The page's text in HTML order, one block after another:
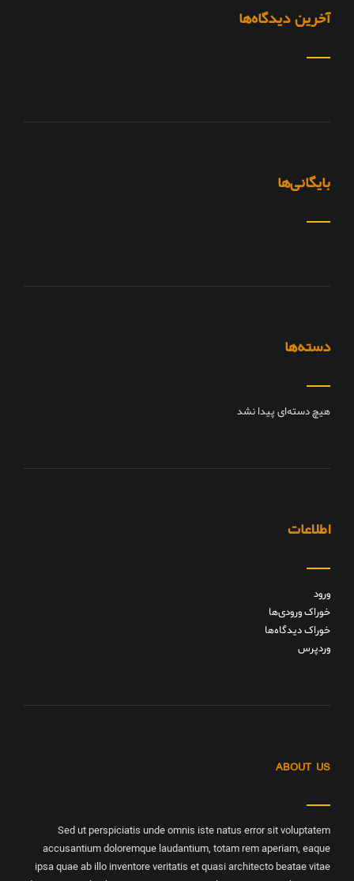
آخرین دیدگاه‌ها
بایگانی‌ها
دسته‌ها
هیچ دسته‌ای پیدا نشد
اطلاعات
ورود
خوراک ورودی‌ها
خوراک دیدگاه‌ها
وردپرس
ABOUT US
Sed ut perspiciatis unde omnis iste natus error sit voluptatem
accusantium doloremque laudantium, totam rem aperiam, eaque
ipsa quae ab illo inventore veritatis et quasi architecto beatae vitae